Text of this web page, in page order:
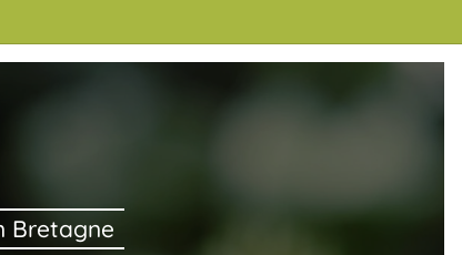
Bretagne